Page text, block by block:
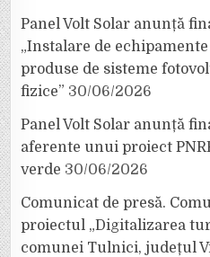
Panel Volt Solar anunță
„Instalare de
produse de sisteme
fizice” 30/06/2026
Panel Volt Solar anunță
aferente unui proiect
verde 30/06/2026
Comunicat de presă.
proiectul „Digitalizarea
comunei Tulnici, județul